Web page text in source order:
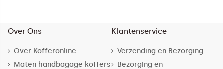
Over Ons
Over Kofferonline
Maten handbagage koffers
Klantenservice
Verzending en Bezorging
Bezorging en